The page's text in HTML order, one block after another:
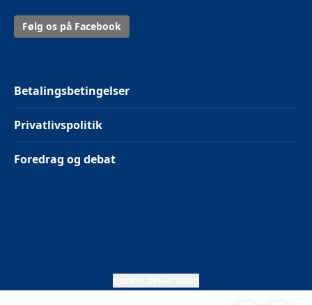
Følg os på Facebook
Betalingsbetingelser
Privatlivspolitik
Foredrag og debat